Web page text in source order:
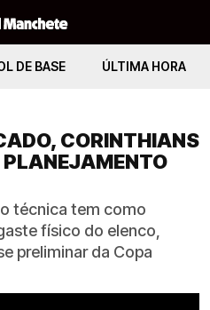
DE BASE ÚLTIMA HORA
CORINTHIANS
PLANEJAMENTO
técnica tem como
físico do elenco,
preliminar da Copa